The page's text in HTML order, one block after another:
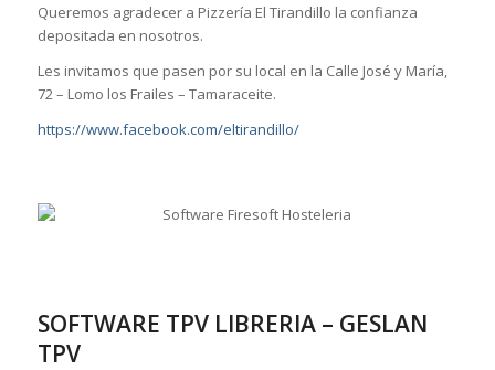
Queremos agradecer a Pizzería El Tirandillo la confianza
depositada en nosotros.
Les invitamos que pasen por su local en la Calle José y María,
72 – Lomo los Frailes – Tamaraceite.
https://www.facebook.com/eltirandillo/
SOFTWARE TPV LIBRERIA – GESLAN
TPV